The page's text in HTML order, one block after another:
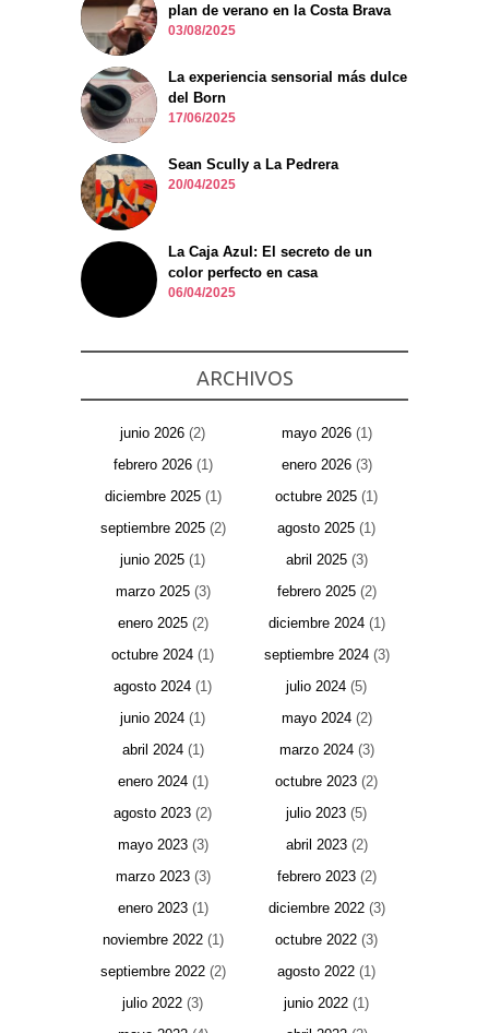
plan de verano en la Costa Brava
03/08/2025
La experiencia sensorial más dulce
del Born
17/06/2025
Sean Scully a La Pedrera
20/04/2025
La Caja Azul: El secreto de un
color perfecto en casa
06/04/2025
ARCHIVOS
junio 2026 (2) mayo 2026(1)
febrero 2026(1) enero 2026(3)
diciembre 2025(1) octubre 2025 (1)
septiembre 2025(2) agosto 2025 (1)
junio 2025 (1) abril 2025(3)
marzo 2025(3) febrero 2025(2)
enero 2025(2) diciembre 2024(1)
octubre 2024 (1) septiembre 2024(3)
agosto 2024 (1) julio 2024 (5)
junio 2024 (1) mayo 2024(2)
abril 2024(1) marzo 2024(3)
enero 2024(1) octubre 2023 (2)
agosto 2023 (2) julio 2023 (5)
mayo 2023(3) abril 2023(2)
marzo 2023(3) febrero 2023(2)
enero 2023(1) diciembre 2022(3)
noviembre 2022(1) octubre 2022 (3)
septiembre 2022(2) agosto 2022 (1)
julio 2022 (3) junio 2022 (1)